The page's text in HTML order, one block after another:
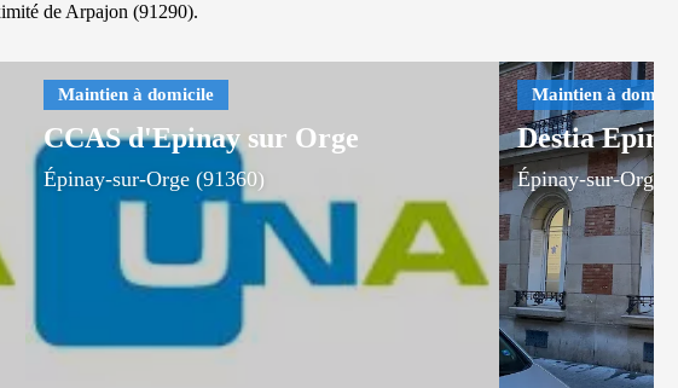
de Arpajon (91290).
CCAS d'Epinay sur Orge
Épinay-sur-Orge (91360)
Destia
Épinay-sur-Orge